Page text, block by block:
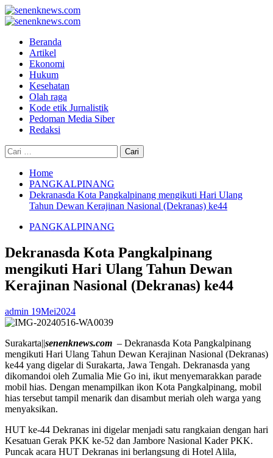
Skip
to
Primary
Beranda
Artikel
Ekonomi
Hukum
Kesehatan
Olah raga
Kode etik Jurnalistik
Pedoman Media Siber
Redaksi
Cari
untuk:
Home
PANGKALPINANG
Dekranasda Kota Pangkalpinang mengikuti Hari Ulang
Tahun Dewan Kerajinan Nasional (Dekranas) ke44
PANGKALPINANG
Dekranasda Kota Pangkalpinang
mengikuti Hari Ulang Tahun Dewan
Kerajinan Nasional (Dekranas) ke44
admin 19Mei2024
Surakarta||senenknews.com – Dekranasda Kota Pangkalpinang
mengikuti Hari Ulang Tahun Dewan Kerajinan Nasional (Dekranas)
ke44 yang digelar di Surakarta, Jawa Tengah. Dekranasda yang
dikomandoi oleh Zumalia Mie Go ini, ikut menyemarakkan parade
mobil hias. Dengan menampilkan ikon Kota Pangkalpinang, mobil
hias tersebut tampil menarik dan disambut meriah oleh warga yang
menyaksikan.
HUT ke-44 Dekranas ini digelar menjadi satu rangkaian dengan hari
Kesatuan Gerak PKK ke-52 dan Jambore Nasional Kader PKK.
Puncak acara HUT Dekranas ini berlangsung di Hotel Alila,